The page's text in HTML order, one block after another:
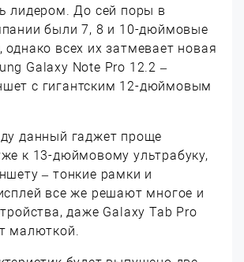
лидером. До сей поры в
были 7, 8 и 10-дюймовые
однако всех их затмевает новая
Galaxy Note Pro 12.2 –
с гигантским 12-дюймовым
данный гаджет проще
к 13-дюймовому ультрабуку,
– тонкие рамки и
все же решают многое и
даже Galaxy Tab Pro
малюткой.